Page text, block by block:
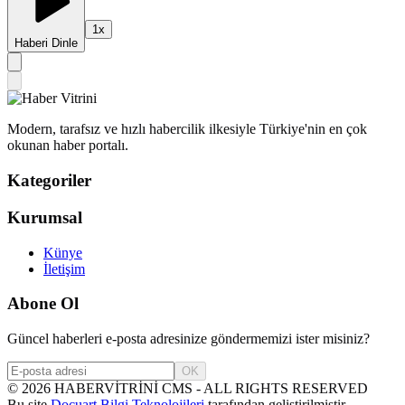
Haberi Dinle
1x
Modern, tarafsız ve hızlı habercilik ilkesiyle Türkiye'nin en çok
okunan haber portalı.
Kategoriler
Kurumsal
Künye
İletişim
Abone Ol
Güncel haberleri e-posta adresinize göndermemizi ister misiniz?
OK
© 2026 HABERVİTRİNİ CMS - ALL RIGHTS RESERVED